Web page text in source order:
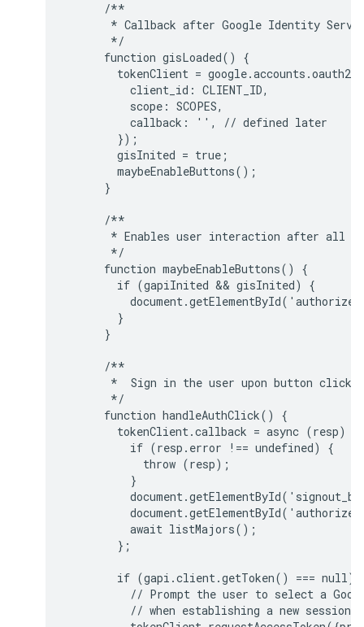
      /**
* Callback after Google Identity
       */
      function gisLoaded() {
tokenClient =
          client_id: CLIENT_ID,
          scope: SCOPES,
          callback: '', // defined later
        });
        gisInited = true;
        maybeEnableButtons();
      }
      /**
* Enables user interaction after all
       */
      function maybeEnableButtons() {
        if (gapiInited && gisInited) {
        }
      }
      /**
       *  Sign in the user upon button click.
       */
      function handleAuthClick() {
tokenClient.callback = async (resp)
          if (resp.error !== undefined) {
            throw (resp);
          }
          await listMajors();
        };
if (gapi.client.getToken() === null)
// Prompt the user to select a
          // when establishing a new session.